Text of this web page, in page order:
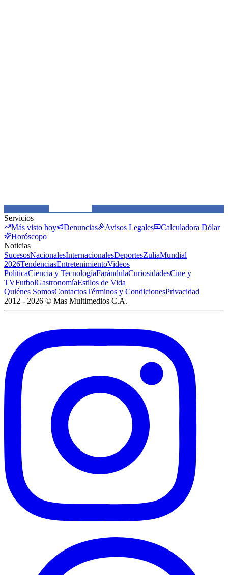
Servicios
Más visto hoy
Denuncias Avisos Legales
Calculadora Dólar
Horóscopo
Noticias
SucesosNacionalesInternacionalesDeportesZuliaMundial
2026TendenciasEntretenimientoVideos
PolíticaCiencia y TecnologíaFarándulaCuriosidadesCine y
TVFutbolGastronomíaEstilos de Vida
Quiénes SomosContactosTérminos y CondicionesPrivacidad
2012 - 2026 © Mas Multimedios C.A.